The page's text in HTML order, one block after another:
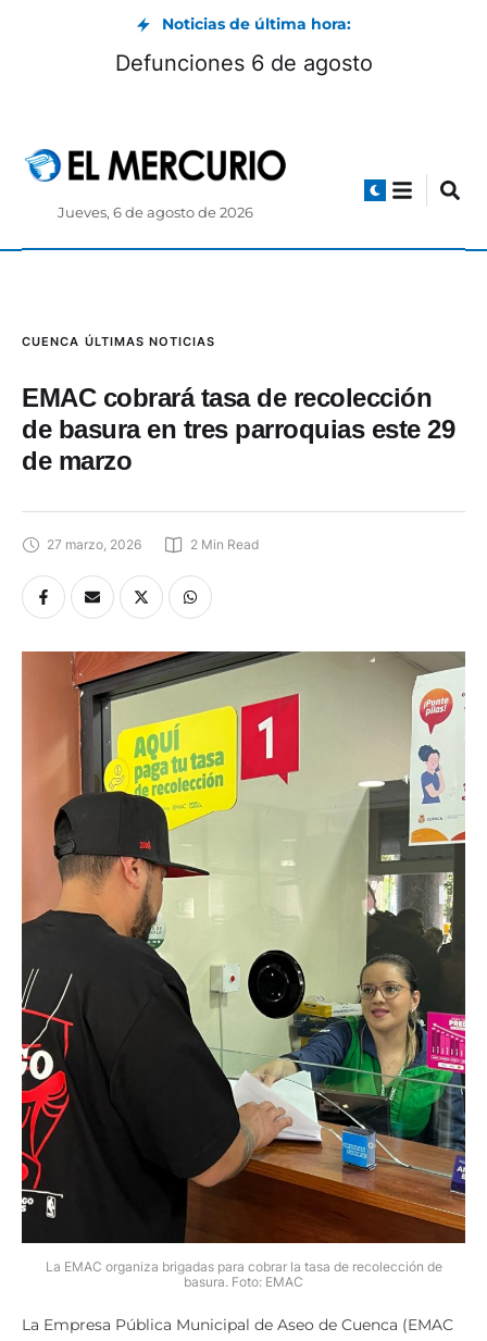
Noticias de última hora:
Defunciones 6 de agosto
Jueves, 6 de agosto de 2026
CUENCA ÚLTIMAS NOTICIAS
EMAC cobrará tasa de recolección
de basura en tres parroquias este 29
de marzo
27 marzo, 2026 2 Min Read
La EMAC organiza brigadas para cobrar la tasa de recolección de
basura. Foto: EMAC
La Empresa Pública Municipal de Aseo de Cuenca (EMAC